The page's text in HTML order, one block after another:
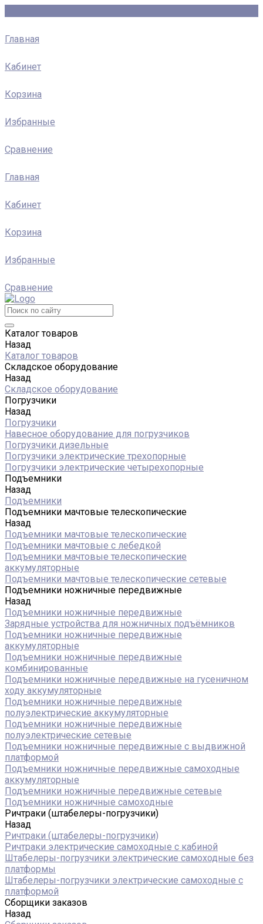
Главная
Кабинет
Корзина
Избранные
Сравнение
Главная
Кабинет
Корзина
Избранные
Сравнение
Каталог товаров
Назад
Каталог товаров
Складское оборудование
Назад
Складское оборудование
Погрузчики
Назад
Погрузчики
Навесное оборудование для погрузчиков
Погрузчики дизельные
Погрузчики электрические трехопорные
Погрузчики электрические четырехопорные
Подъемники
Назад
Подъемники
Подъемники мачтовые телескопические
Назад
Подъемники мачтовые телескопические
Подъемники мачтовые с лебедкой
Подъемники мачтовые телескопические
аккумуляторные
Подъемники мачтовые телескопические сетевые
Подъемники ножничные передвижные
Назад
Подъемники ножничные передвижные
Зарядные устройства для ножничных подъёмников
Подъемники ножничные передвижные
аккумуляторные
Подъемники ножничные передвижные
комбинированные
Подъемники ножничные передвижные на гусеничном
ходу аккумуляторные
Подъемники ножничные передвижные
полуэлектрические аккумуляторные
Подъемники ножничные передвижные
полуэлектрические сетевые
Подъемники ножничные передвижные с выдвижной
платформой
Подъемники ножничные передвижные самоходные
аккумуляторные
Подъемники ножничные передвижные сетевые
Подъемники ножничные самоходные
Ричтраки (штабелеры-погрузчики)
Назад
Ричтраки (штабелеры-погрузчики)
Ричтраки электрические самоходные с кабиной
Штабелеры-погрузчики электрические самоходные без
платформы
Штабелеры-погрузчики электрические самоходные с
платформой
Сборщики заказов
Назад